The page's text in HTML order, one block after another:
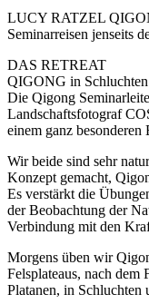
LUCY RATZEL
Seminarreisen jenseits
DAS RETREAT
QIGONG in Schluchten
Die Qigong
Landschaftsfotograf
einem ganz
Wir beide sind sehr
Konzept gemacht,
Es verstärkt die
der Beobachtung der
Verbindung mit den
Morgens üben wir
Felsplateaus, nach dem
Platanen, in Schluchten